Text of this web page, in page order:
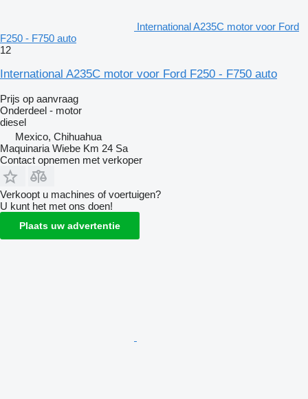
International A235C motor voor Ford
F250 - F750 auto
12
International A235C motor voor Ford F250 - F750 auto
Prijs op aanvraag
Onderdeel - motor
diesel
Mexico, Chihuahua
Maquinaria Wiebe Km 24 Sa
Contact opnemen met verkoper
Verkoopt u machines of voertuigen?
U kunt het met ons doen!
Plaats uw advertentie